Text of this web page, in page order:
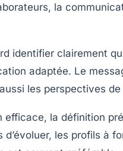
la
identifier clairement
adaptée. Le
les perspectives
efficace, la définition
les profils à